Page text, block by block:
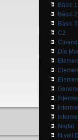
Bàsic 1
Bàsic 2
Bàsic 3
C2
Dia
General
Nadal
Nivell D